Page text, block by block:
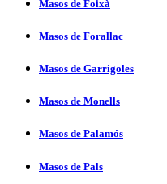
Masos de Foixà
Masos de Forallac
Masos de Garrigoles
Masos de Monells
Masos de Palamós
Masos de Pals